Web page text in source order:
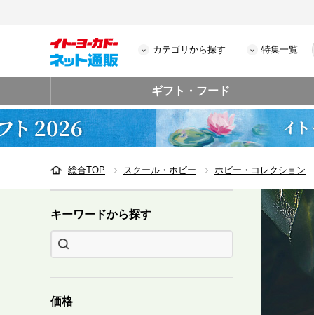
カテゴリから探す 特集一覧
ギフト・フード
総合TOP スクール・ホビー ホビー・コレクション
キーワードから探す
価格